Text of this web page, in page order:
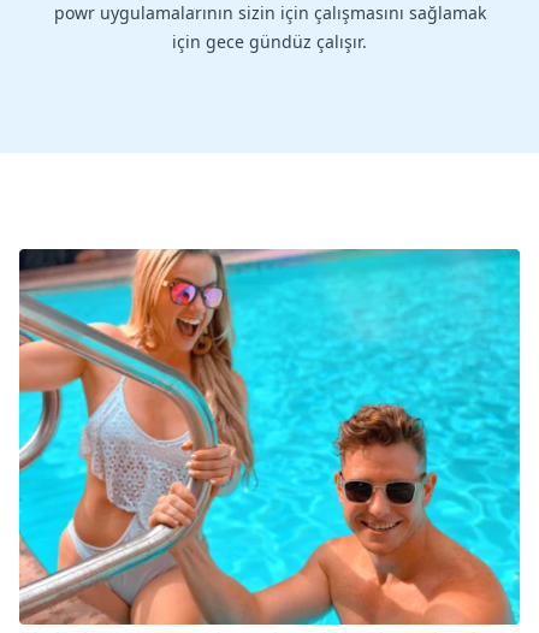
powr uygulamalarının sizin için çalışmasını sağlamak
için gece gündüz çalışır.